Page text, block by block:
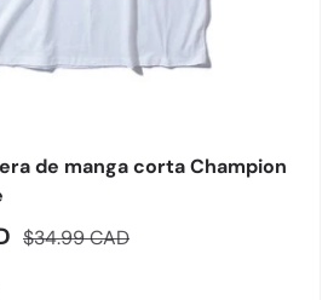
de manga corta Champion
Precio normal
$34.99 CAD